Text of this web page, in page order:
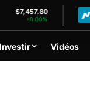
NDX
Investir Vidéos